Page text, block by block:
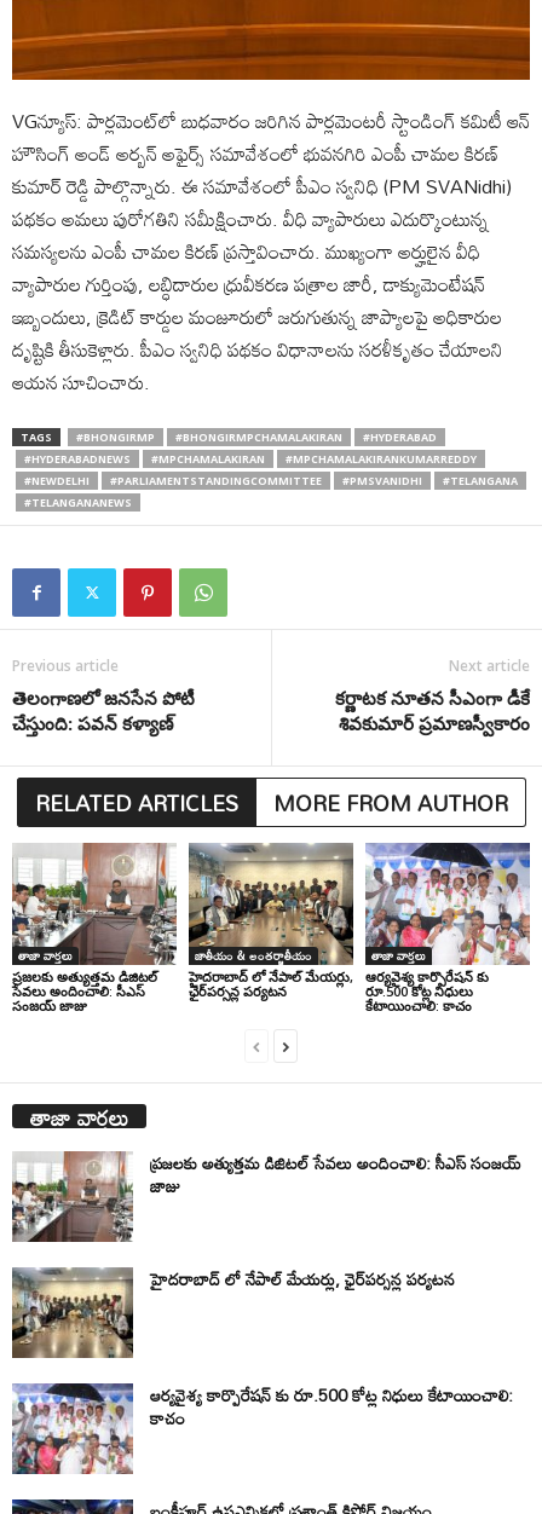
VGన్యూస్: పార్లమెంట్‌లో బుధవారం జరిగిన పార్లమెంటరీ స్టాండింగ్ కమిటీ ఆన్
హౌసింగ్ అండ్ అర్బన్ అఫైర్స్ సమావేశంలో భువనగిరి ఎంపీ చామల కిరణ్
కుమార్ రెడ్డి పాల్గొన్నారు. ఈ సమావేశంలో పీఎం స్వనిధి (PM SVANidhi)
పథకం అమలు పురోగతిని సమీక్షించారు. వీధి వ్యాపారులు ఎదుర్కొంటున్న
సమస్యలను ఎంపీ చామల కిరణ్ ప్రస్తావించారు. ముఖ్యంగా అర్హులైన వీధి
వ్యాపారుల గుర్తింపు, లబ్ధిదారుల ధ్రువీకరణ పత్రాల జారీ, డాక్యుమెంటేషన్
ఇబ్బందులు, క్రెడిట్ కార్డుల మంజూరులో జరుగుతున్న జాప్యాలపై అధికారుల
దృష్టికి తీసుకెళ్లారు. పీఎం స్వనిధి పథకం విధానాలను సరళీకృతం చేయాలని
ఆయన సూచించారు.
TAGS #BHONGIRMP #BHONGIRMPCHAMALAKIRAN
#HYDERABAD
#HYDERABADNEWS
#MPCHAMALAKIRAN
#MPCHAMALAKIRANKUMARREDDY
#NEWDELHI
#PARLIAMENTSTANDINGCOMMITTEE #PMSVANIDHI
#TELANGANA
#TELANGANANEWS
Previous article
తెలంగాణలో జనసేన పోటీ
చేస్తుంది: పవన్ కళ్యాణ్
Next article
కర్ణాటక నూతన సీఎంగా డీకే
శివకుమార్ ప్రమాణస్వీకారం
RELATED ARTICLES MORE FROM AUTHOR
తాజా వార్తలు
ప్రజలకు అత్యుత్తమ డిజిటల్
సేవలు అందించాలి: సీఎస్
సంజయ్ జాజు
జాతీయం & అంతర్జాతీయం
హైదరాబాద్ లో నేపాల్ మేయర్లు,
ఛైర్‌పర్సన్ల పర్యటన
తాజా వార్తలు
ఆర్యవైశ్య కార్పొరేషన్ కు
రూ.500 కోట్ల నిధులు
కేటాయించాలి: కాచం
తాజా వార్తలు
ప్రజలకు అత్యుత్తమ డిజిటల్ సేవలు అందించాలి: సీఎస్ సంజయ్
జాజు
హైదరాబాద్ లో నేపాల్ మేయర్లు, ఛైర్‌పర్సన్ల పర్యటన
ఆర్యవైశ్య కార్పొరేషన్ కు రూ.500 కోట్ల నిధులు కేటాయించాలి:
కాచం